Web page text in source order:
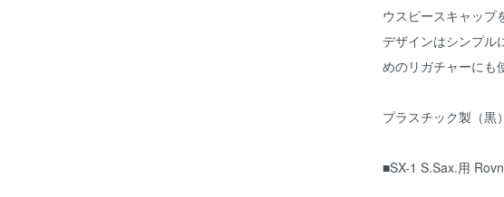
ウスピースキャップ
デザインはシンプル
めのリガチャーにも
プラスチック製（黒）
■SX-1 S.Sax.用